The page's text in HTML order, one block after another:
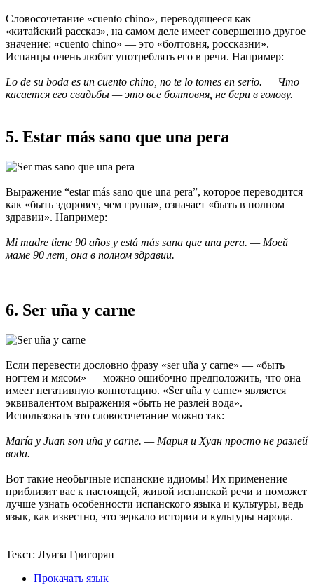
Словосочетание «cuento chino», переводящееся как
«китайский рассказ», на самом деле имеет совершенно другое
значение: «cuento chino» — это «болтовня, россказни».
Испанцы очень любят употреблять его в речи. Например:
Lo de su boda es un cuento chino, no te lo tomes en serio. — Что
касается его свадьбы — это все болтовня, не бери в голову.
5. Estar más sano que una pera
Выражение “estar más sano que una pera”, которое переводится
как «быть здоровее, чем груша», означает «быть в полном
здравии». Например:
Mi madre tiene 90 años y está más sana que una pera. — Моей
маме 90 лет, она в полном здравии.
6. Ser uña y carne
Если перевести дословно фразу «ser uña y carne» — «быть
ногтем и мясом» — можно ошибочно предположить, что она
имеет негативную коннотацию. «Ser uña y carne» является
эквивалентом выражения «быть не разлей вода».
Использовать это словосочетание можно так:
María y Juan son uña y carne. — Мария и Хуан просто не разлей
вода.
Вот такие необычные испанские идиомы! Их применение
приблизит вас к настоящей, живой испанской речи и поможет
лучше узнать особенности испанского языка и культуры, ведь
язык, как известно, это зеркало истории и культуры народа.
Текст: Луиза Григорян
Прокачать язык